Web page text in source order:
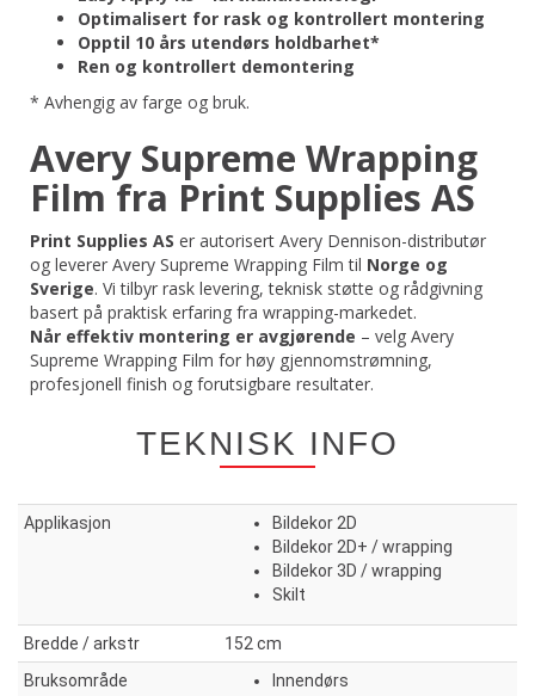
Optimalisert for rask og kontrollert montering
Opptil 10 års utendørs holdbarhet*
Ren og kontrollert demontering
* Avhengig av farge og bruk.
Avery Supreme Wrapping
Film fra Print Supplies AS
Print Supplies AS er autorisert Avery Dennison-distributør
og leverer Avery Supreme Wrapping Film til Norge og
Sverige. Vi tilbyr rask levering, teknisk støtte og rådgivning
basert på praktisk erfaring fra wrapping-markedet.
Når effektiv montering er avgjørende – velg Avery
Supreme Wrapping Film for høy gjennomstrømning,
profesjonell finish og forutsigbare resultater.
TEKNISK INFO
Applikasjon
Bildekor 2D
Bildekor 2D+ / wrapping
Bildekor 3D / wrapping
Skilt
Bredde / arkstr
152 cm
Bruksområde
Innendørs